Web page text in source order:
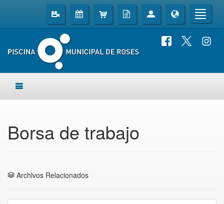
Borsa de trabajo
Archivos Relacionados